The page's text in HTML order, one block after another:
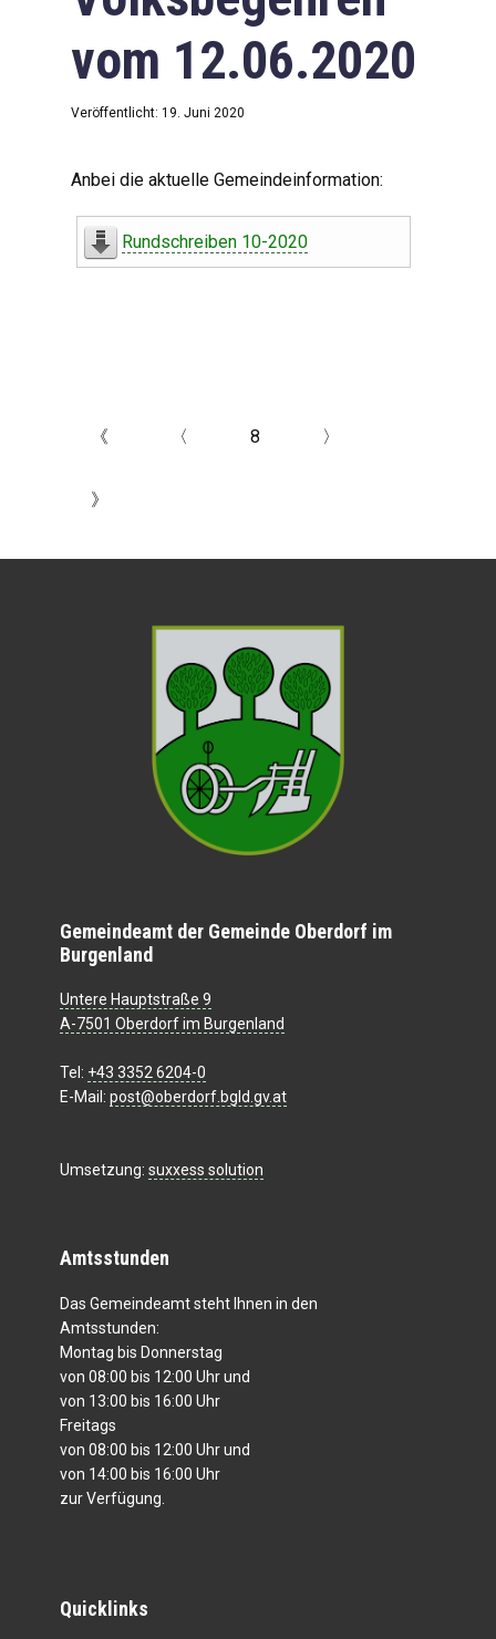
vom 12.06.2020
Veröffentlicht: 19. Juni 2020
Anbei die aktuelle Gemeindeinformation:
Rundschreiben 10-2020
《 〈 8 〉
》
Gemeindeamt der Gemeinde Oberdorf im
Burgenland
Untere Hauptstraße 9
A-7501 Oberdorf im Burgenland
Tel: +43 3352 6204-0
E-Mail: post@oberdorf.bgld.gv.at
Umsetzung: suxxess solution
Amtsstunden
Das Gemeindeamt steht Ihnen in den
Amtsstunden:
Montag bis Donnerstag
von 08:00 bis 12:00 Uhr und
von 13:00 bis 16:00 Uhr
Freitags
von 08:00 bis 12:00 Uhr und
von 14:00 bis 16:00 Uhr
zur Verfügung.
Quicklinks